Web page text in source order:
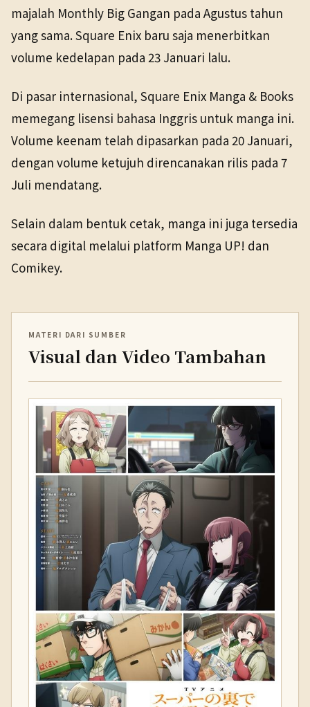
majalah Monthly Big Gangan pada Agustus tahun
yang sama. Square Enix baru saja menerbitkan
volume kedelapan pada 23 Januari lalu.
Di pasar internasional, Square Enix Manga & Books
memegang lisensi bahasa Inggris untuk manga ini.
Volume keenam telah dipasarkan pada 20 Januari,
dengan volume ketujuh direncanakan rilis pada 7
Juli mendatang.
Selain dalam bentuk cetak, manga ini juga tersedia
secara digital melalui platform Manga UP! dan
Comikey.
MATERI DARI SUMBER
Visual dan Video Tambahan